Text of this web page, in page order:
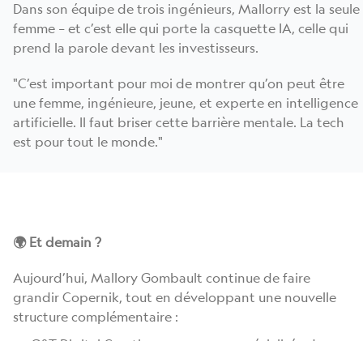
Dans son équipe de trois ingénieurs, Mallorry est la seule
femme – et c’est elle qui porte la casquette IA, celle qui
prend la parole devant les investisseurs.
"C’est important pour moi de montrer qu’on peut être
une femme, ingénieure, jeune, et experte en intelligence
artificielle. Il faut briser cette barrière mentale. La tech
est pour tout le monde."
🌍 Et demain ?
Aujourd’hui, Mallory Gombault continue de faire
grandir Copernik, tout en développant une nouvelle
structure complémentaire :